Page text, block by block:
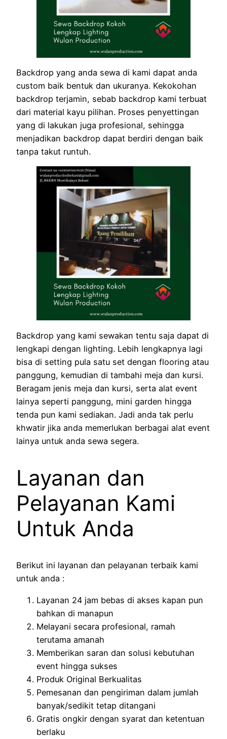
Backdrop yang anda sewa di kami dapat anda
custom baik bentuk dan ukuranya. Kekokohan
backdrop terjamin, sebab backdrop kami terbuat
dari material kayu pilihan. Proses penyettingan
yang di lakukan juga profesional, sehingga
menjadikan backdrop dapat berdiri dengan baik
tanpa takut runtuh.
Backdrop yang kami sewakan tentu saja dapat di
lengkapi dengan lighting. Lebih lengkapnya lagi
bisa di setting pula satu set dengan flooring atau
panggung, kemudian di tambahi meja dan kursi.
Beragam jenis meja dan kursi, serta alat event
lainya seperti panggung, mini garden hingga
tenda pun kami sediakan. Jadi anda tak perlu
khwatir jika anda memerlukan berbagai alat event
lainya untuk anda sewa segera.
Layanan dan
Pelayanan Kami
Untuk Anda
Berikut ini layanan dan pelayanan terbaik kami
untuk anda :
Layanan 24 jam bebas di akses kapan pun
bahkan di manapun
Melayani secara profesional, ramah
terutama amanah
Memberikan saran dan solusi kebutuhan
event hingga sukses
Produk Original Berkualitas
Pemesanan dan pengiriman dalam jumlah
banyak/sedikit tetap ditangani
Gratis ongkir dengan syarat dan ketentuan
berlaku